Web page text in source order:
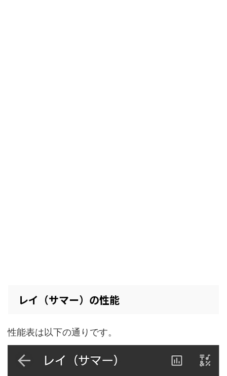
レイ（サマー）の性能
性能表は以下の通りです。